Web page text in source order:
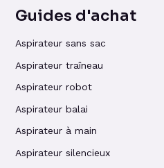
Guides d'achat
Aspirateur sans sac
Aspirateur traîneau
Aspirateur robot
Aspirateur balai
Aspirateur à main
Aspirateur silencieux